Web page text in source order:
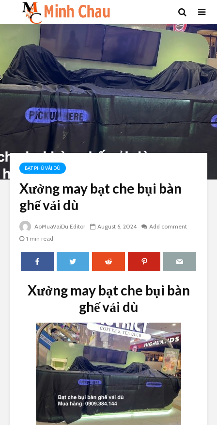
BẠT PHỦ VẢI DÙ
Xưởng may bạt che bụi bàn
ghế vải dù
AoMuaVaiDu Editor August 6, 2024
Add comment
1 min read
Xưởng may bạt che bụi bàn
ghế vải dù